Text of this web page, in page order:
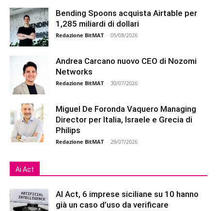
Bending Spoons acquista Airtable per
1,285 miliardi di dollari
Redazione BitMAT - 05/08/2026
Andrea Carcano nuovo CEO di Nozomi
Networks
Redazione BitMAT - 30/07/2026
Miguel De Foronda Vaquero Managing
Director per Italia, Israele e Grecia di
Philips
Redazione BitMAT - 29/07/2026
Ai Act
AI Act, 6 imprese siciliane su 10 hanno
già un caso d’uso da verificare